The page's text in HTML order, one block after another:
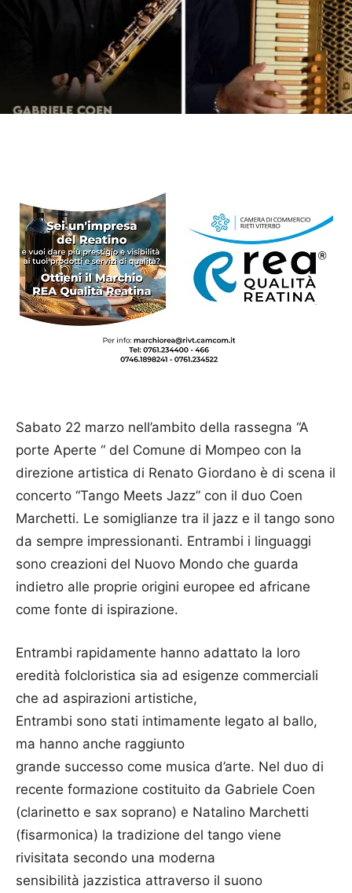
Sabato 22 marzo nell’ambito della rassegna “A
porte Aperte “ del Comune di Mompeo con la
direzione artistica di Renato Giordano è di scena il
concerto “Tango Meets Jazz” con il duo Coen
Marchetti. Le somiglianze tra il jazz e il tango sono
da sempre impressionanti. Entrambi i linguaggi
sono creazioni del Nuovo Mondo che guarda
indietro alle proprie origini europee ed africane
come fonte di ispirazione.
Entrambi rapidamente hanno adattato la loro
eredità folcloristica sia ad esigenze commerciali
che ad aspirazioni artistiche,
Entrambi sono stati intimamente legato al ballo,
ma hanno anche raggiunto
grande successo come musica d’arte. Nel duo di
recente formazione costituito da Gabriele Coen
(clarinetto e sax soprano) e Natalino Marchetti
(fisarmonica) la tradizione del tango viene
rivisitata secondo una moderna
sensibilità jazzistica attraverso il suono